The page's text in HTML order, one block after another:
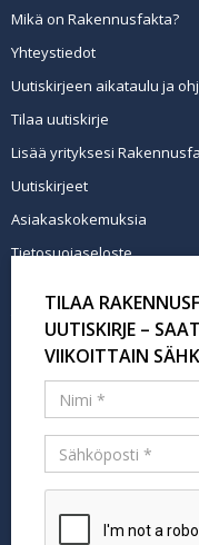
Mikä on Rakennusfakta?
Yhteystiedot
Uutiskirjeen aikataulu ja
Tilaa uutiskirje
Lisää yrityksesi
Uutiskirjeet
Asiakaskokemuksia
Tietosuojaseloste
Tilaa uutiskirje
TILAA
UUTISKIRJE –
VIIKOITTAIN